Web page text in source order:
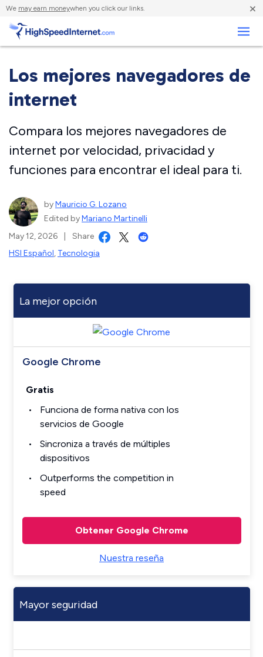
We may earn moneywhen you click our links. ×
Los mejores navegadores de
internet
Compara los mejores navegadores de
internet por velocidad, privacidad y
funciones para encontrar el ideal para ti.
byMauricio G. Lozano
Edited byMariano Martinelli
May 12, 2026
Share
HSI Español, Tecnologia
La mejor opción
Google Chrome
Gratis
Funciona de forma nativa con los
servicios de Google
Sincroniza a través de múltiples
dispositivos
Outperforms the competition in
speed
Obtener Google Chrome
Nuestra reseña
Mayor seguridad